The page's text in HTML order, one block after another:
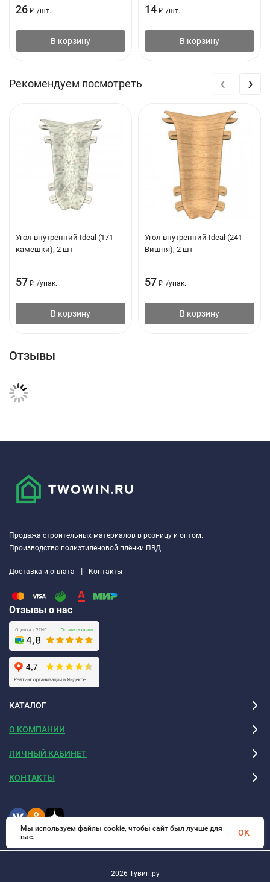
26 ₽ /шт.
В корзину
14 ₽ /шт.
В корзину
Рекомендуем посмотреть
Угол внутренний Ideal (171
камешки), 2 шт
57 ₽ /упак.
В корзину
Угол внутренний Ideal (241
Вишня), 2 шт
57 ₽ /упак.
В корзину
‹ ›
Отзывы
Продажа строительных материалов в розницу и оптом.
Производство полиэтиленовой плёнки ПВД.
Доставка и оплата | Контакты
Отзывы о нас
КАТАЛОГ
О КОМПАНИИ
ЛИЧНЫЙ КАБИНЕТ
КОНТАКТЫ
2026 Тувин.ру
Мы используем файлы cookie, чтобы сайт был лучше для
вас.
OK